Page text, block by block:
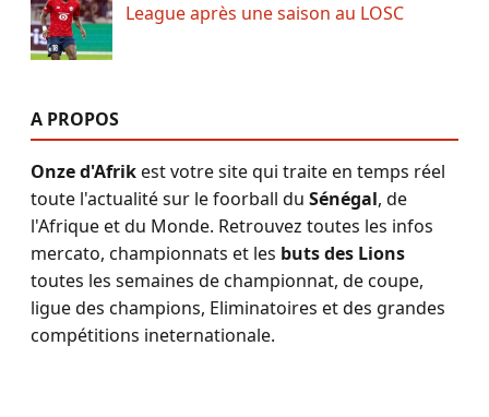
League après une saison au LOSC
A PROPOS
Onze d'Afrikest votre site qui traite en temps réel
toute l'actualité sur le foorball du Sénégal, de
l'Afrique et du Monde. Retrouvez toutes les infos
mercato, championnats et les buts des Lions
toutes les semaines de championnat, de coupe,
ligue des champions, Eliminatoires et des grandes
compétitions ineternationale.